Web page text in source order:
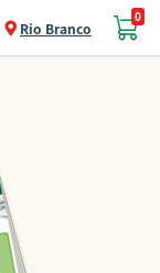
Rio Branco
0